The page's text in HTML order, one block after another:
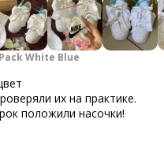
White Blue
их на практике.
положили насочки!